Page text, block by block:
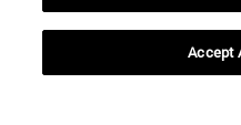
Información
TFNO +34 948 42 56 00
¿QUÉ GRADO TE
Accept